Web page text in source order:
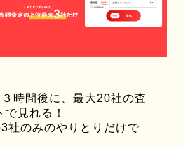
時間後に、最大20社の査
見れる！
社のみのやりとりだけで